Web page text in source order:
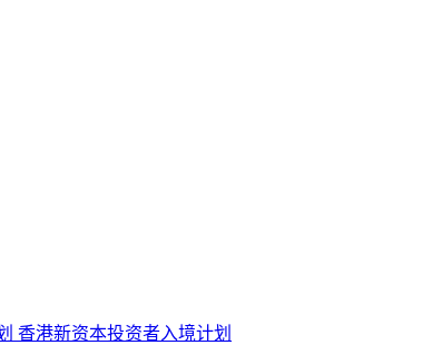
香港新资本投资者入境计划